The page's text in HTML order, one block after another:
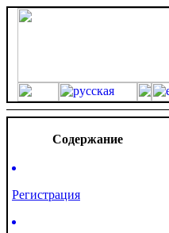
Cодержание
Регистрация